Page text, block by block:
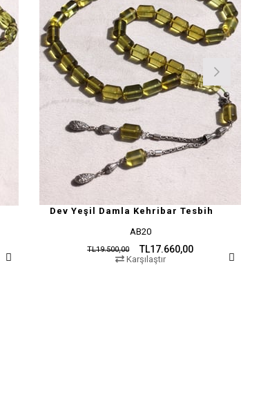
Dev Yeşil Damla Kehribar Tesbih
AB20
TL17.660,00
TL19.500,00
Karşılaştır